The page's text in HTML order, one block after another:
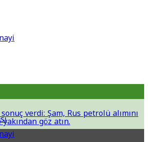
göz atın.
verdi: Şam, Rus petrolü alımını